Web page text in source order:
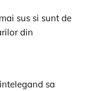
sus si sunt de
din
sa